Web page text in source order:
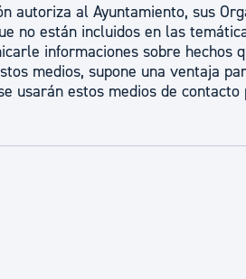
autoriza al Ayuntamiento, sus
no están incluidos en las
informaciones sobre
medios, supone una ventaja
usarán estos medios de